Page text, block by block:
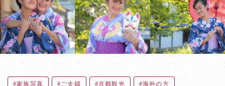
家族写真 ご夫婦 京都観光 海外の方